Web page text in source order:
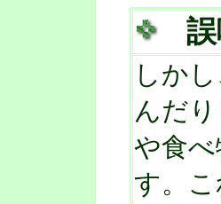
しか
んだ
や食
す。